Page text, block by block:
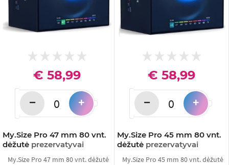
My.Size Pro 47 mm 80 vnt.
dėžutė prezervatyvai
€ 58,99
− +
My.Size Pro 47 mm 80 vnt. dėžutė
My.Size Pro 45 mm 80 vnt.
dėžutė prezervatyvai
€ 58,99
− +
My.Size Pro 45 mm 80 vnt. dėžutė